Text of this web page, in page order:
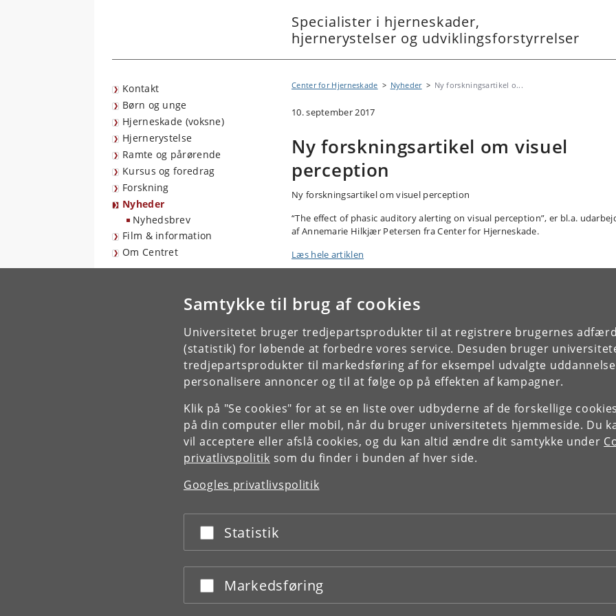
Samtykke til brug af cookies
Universitetet bruger tredjepartsprodukter til at registrere brugernes
(statistik) for løbende at forbedre vores service. Desuden bruger
tredjepartsprodukter til markedsføring af for eksempel udvalgte
personalisere annoncer og til at følge op på effekten af kampagner.
Klik på "Se cookies" for at se en liste over udbyderne af de forskellige
på din computer eller mobil, når du bruger universitetets hjemmeside. Du
vil acceptere eller afslå cookies, og du kan altid ændre dit samtykke under
privatlivspolitik som du finder i bunden af hver side.
Googles privatlivspolitik
Acceptér eller afslå
Statistik
Acceptér eller afslå
Markedsføring
Specialister i hjerneskader,
hjernerystelser og udviklingsforstyrrelser
Kontakt
Børn og unge
Hjerneskade (voksne)
Hjernerystelse
Ramte og pårørende
Kursus og foredrag
Forskning
Nyheder
Nyhedsbrev
Film & information
Om Centret
Center for Hjerneskade Nyheder Ny forskningsartikel o...
10. september 2017
Ny forskningsartikel om visuel
perception
Ny forskningsartikel om visuel perception
“The effect of phasic auditory alerting on visual perception”, er bl.a.
af Annemarie Hilkjær Petersen fra Center for Hjerneskade.
Læs hele artiklen